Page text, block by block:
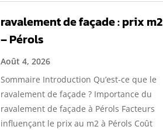
ravalement de façade : prix m2
– Pérols
Août 4, 2026
Sommaire Introduction Qu’est-ce que le
ravalement de façade ? Importance du
ravalement de façade à Pérols Facteurs
influençant le prix au m2 à Pérols Coût